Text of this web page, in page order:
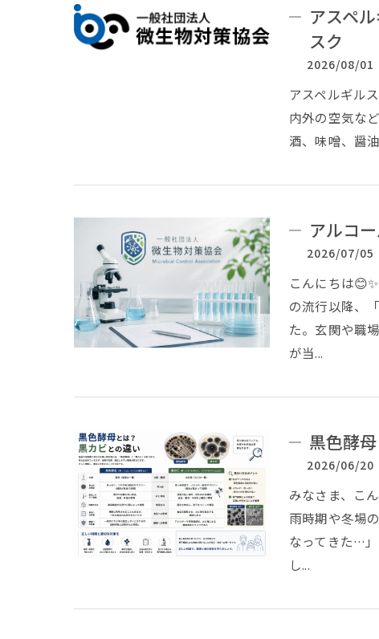
アスペ
スク
2026/08/01
アスペルギル
内外の空気な
酒、味噌、醤
アルコ
2026/07/05
こんにちは
の流行以降、
た。玄関や職
が当...
黒色酵
2026/06/20
みなさま、こ
雨時期や冬場
なってきた…
し...